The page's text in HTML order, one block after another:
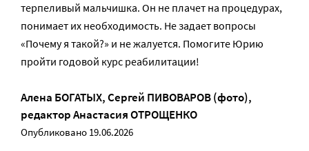
терпеливый мальчишка. Он не плачет на процедурах,
понимает их необходимость. Не задает вопросы
«Почему я такой?» и не жалуется. Помогите Юрию
пройти годовой курс реабилитации!
Алена БОГАТЫХ,Сергей ПИВОВАРОВ (фото),
редакторАнастасия ОТРОЩЕНКО
Опубликовано 19.06.2026